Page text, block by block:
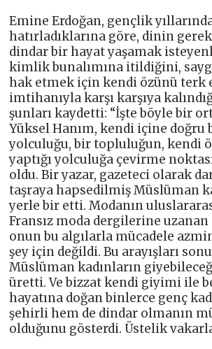
Emine Erdoğan, gençlik
hatırladıklarına göre, dinin
dindar bir hayat yaşamak
kimlik bunalımına itildiğini,
hak etmek için kendi özünü terk
imtihanıyla karşı karşıya
şunları kaydetti: “İşte böyle bir
Yüksel Hanım, kendi içine doğru
yolculuğu, bir topluluğun, kendi
yaptığı yolculuğa çevirme
oldu. Bir yazar, gazeteci olarak
taşraya hapsedilmiş Müslüman
yerle bir etti. Modanın
Fransız moda dergilerine uzanan
onun bu algılarla mücadele
şey için değildi. Bu arayışları
Müslüman kadınların
üretti. Ve bizzat kendi giyimi ile
hayatına doğan binlerce genç
şehirli hem de dindar olmanın
olduğunu gösterdi. Üstelik